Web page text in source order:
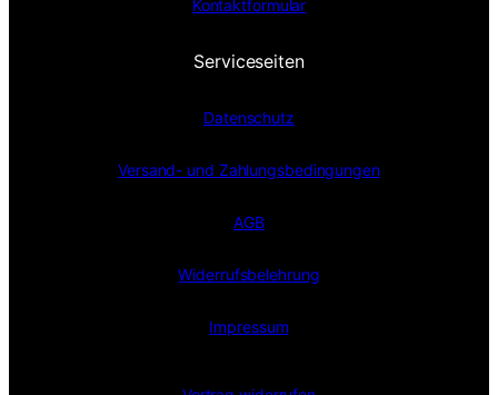
Kontaktformular
Serviceseiten
Datenschutz
Versand- und Zahlungsbedingungen
AGB
Widerrufsbelehrung
Impressum